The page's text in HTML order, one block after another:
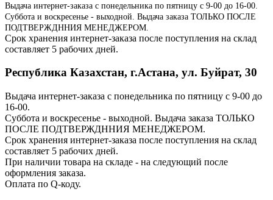
Выдача интернет-заказа с понедельника по пятницу с 9-00 до 16-00.
Суббота и воскресенье - выходной. Выдача заказа ТОЛЬКО ПОСЛЕ
ПОДТВЕРЖДННИЯ МЕНЕДЖЕРОМ.
Срок хранения интернет-заказа после поступления на склад
составляет 5 рабочих дней.
Республика Казахстан, г.Астана, ул. Буйрат, 30
Выдача интернет-заказа с понедельника по пятницу с 9-00 до
16-00.
Суббота и воскресенье - выходной. Выдача заказа ТОЛЬКО
ПОСЛЕ ПОДТВЕРЖДННИЯ МЕНЕДЖЕРОМ.
Срок хранения интернет-заказа после поступления на склад
составляет 5 рабочих дней.
При наличии товара на складе - на следующий после
оформления заказа.
Оплата по Q-коду.